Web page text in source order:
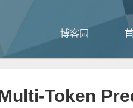
博客园
Token